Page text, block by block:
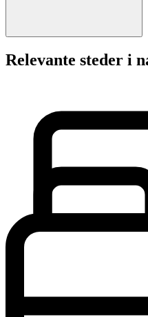
Relevante steder i